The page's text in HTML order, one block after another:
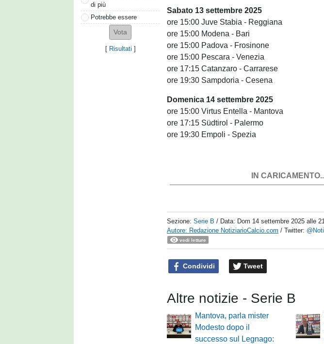
di più
Potrebbe essere
[ Risultati ]
Sabato 13 settembre 2025
ore 15:00 Juve Stabia - Reggiana
ore 15:00 Modena - Bari
ore 15:00 Padova - Frosinone
ore 15:00 Pescara - Venezia
ore 17:15 Catanzaro - Carrarese
ore 19:30 Sampdoria - Cesena
Domenica 14 settembre 2025
ore 15:00 Virtus Entella - Mantova
ore 17:15 Südtirol - Palermo
ore 19:30 Empoli - Spezia
IN
Sezione:Serie B / Data: Dom 14 settembre 2025 alle
Autore: Redazione NotiziarioCalcio.com / Twitter:
vedi letture
Condividi Tweet
Altre notizie - Serie B
Mantova, parla mister
Modesto dopo il
successo sul Legnago: